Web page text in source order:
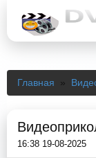
Главная »
16:38 19-08-2025